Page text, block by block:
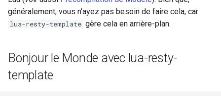
cache-purge
cgi
combined-upstreams
Configuration Nginx /
OpenResty
généralement, vous n'ayez pas besoin de faire cela, car
lua-resty-template gère cela en arrière-plan.
Bonjour le Monde avec lua-resty-
template